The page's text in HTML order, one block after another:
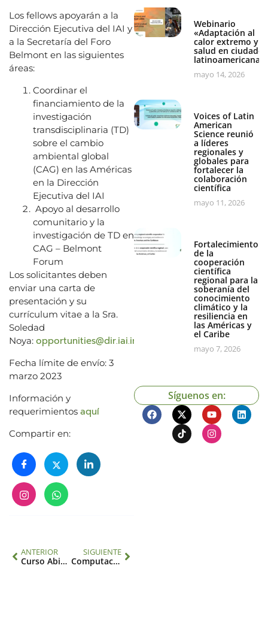
Los fellows apoyarán a la
Dirección Ejecutiva del IAI y
a la Secretaría del Foro
Belmont en las siguientes
áreas:
Coordinar el
financiamiento de la
investigación
transdisciplinaria (TD)
sobre el cambio
ambiental global
(CAG) en las Américas
en la Dirección
Ejecutiva del IAI
Apoyo al desarrollo
comunitario y la
investigación de TD en
CAG – Belmont
Forum
Los solicitantes deben
enviar una carta de
presentación y su
currículum vitae a la Sra.
Soledad
Noya: opportunities@dir.iai.int
Fecha límite de envío: 3
marzo 2023
Información y
requerimientos aquí
Compartir en:
ANTERIOR
Curso Abierto “Respuesta en Clima y Ambiente para la Salud en las Américas – Del conocimiento y la formación transdisciplinarios a las políticas públicas”
SIGUIENTE
Computación en la nube: Preparación y respuesta ante desastres
Webinario
«Adaptación al
calor extremo y
salud en ciudades
mayo 14, 2026
Voices of Latin
American
Science reunió
a líderes
regionales y
globales para
fortalecer la
colaboración
científica
mayo 11, 2026
Fortalecimiento
de la
cooperación
científica
regional para la
soberanía del
conocimiento
climático y la
resiliencia en
las Américas y
el Caribe
mayo 7, 2026
Síguenos en: